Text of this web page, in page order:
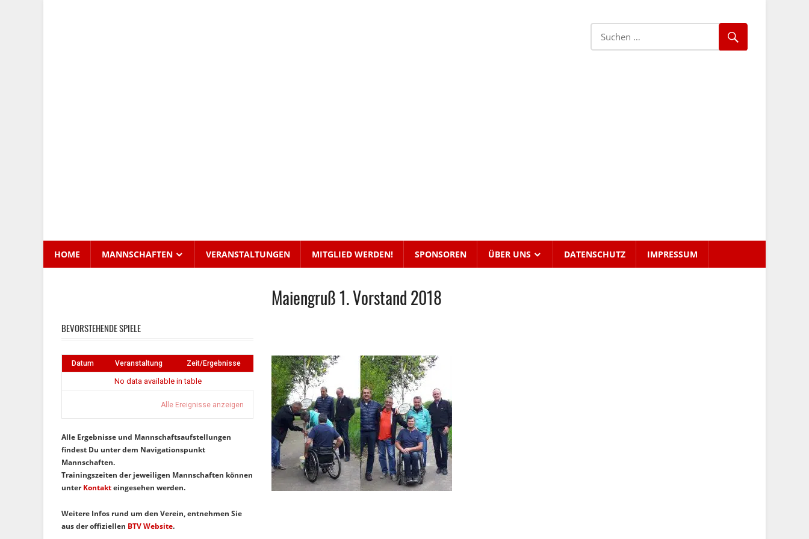
HOME MANNSCHAFTEN VERANSTALTUNGEN MITGLIED WERDEN! SPONSOREN ÜBER UNS DATENSCHUTZ IMPRESSUM
Maiengruß 1. Vorstand 2018
BEVORSTEHENDE SPIELE
Datum Veranstaltung Zeit/Ergebnisse
No data available in table
Alle Ereignisse anzeigen
Alle Ergebnisse und Mannschaftsaufstellungen
findest Du unter dem Navigationspunkt
Mannschaften.
Trainingszeiten der jeweiligen Mannschaften können
unterKontakteingesehen werden.
Weitere Infos rund um den Verein, entnehmen Sie
aus der offiziellen BTV Website.